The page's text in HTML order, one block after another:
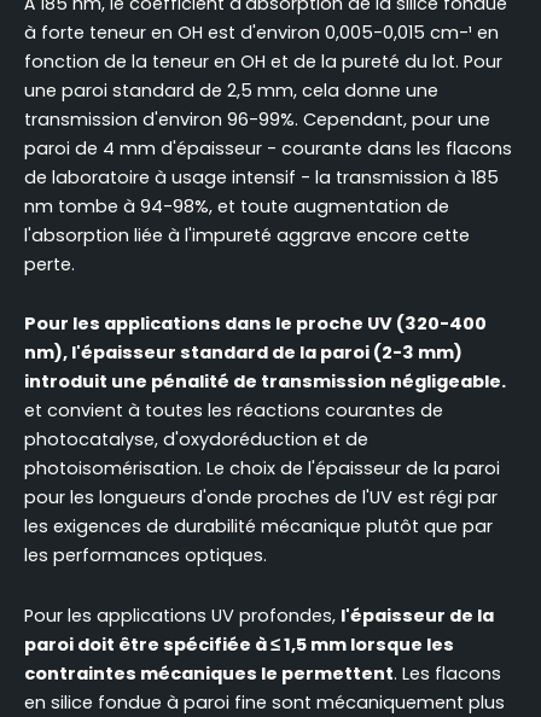
à forte teneur en OH est d'environ 0,005-0,015 cm-¹ en
fonction de la teneur en OH et de la pureté du lot. Pour
une paroi standard de 2,5 mm, cela donne une
transmission d'environ 96-99%. Cependant, pour une
paroi de 4 mm d'épaisseur - courante dans les flacons
de laboratoire à usage intensif - la transmission à 185
nm tombe à 94-98%, et toute augmentation de
l'absorption liée à l'impureté aggrave encore cette
perte.
Pour les applications dans le proche UV (320-400
nm), l'épaisseur standard de la paroi (2-3 mm)
introduit une pénalité de transmission négligeable.
et convient à toutes les réactions courantes de
photocatalyse, d'oxydoréduction et de
photoisomérisation. Le choix de l'épaisseur de la paroi
pour les longueurs d'onde proches de l'UV est régi par
les exigences de durabilité mécanique plutôt que par
les performances optiques.
Pour les applications UV profondes, l'épaisseur de la
paroi doit être spécifiée à ≤ 1,5 mm lorsque les
contraintes mécaniques le permettent. Les flacons
en silice fondue à paroi fine sont mécaniquement plus